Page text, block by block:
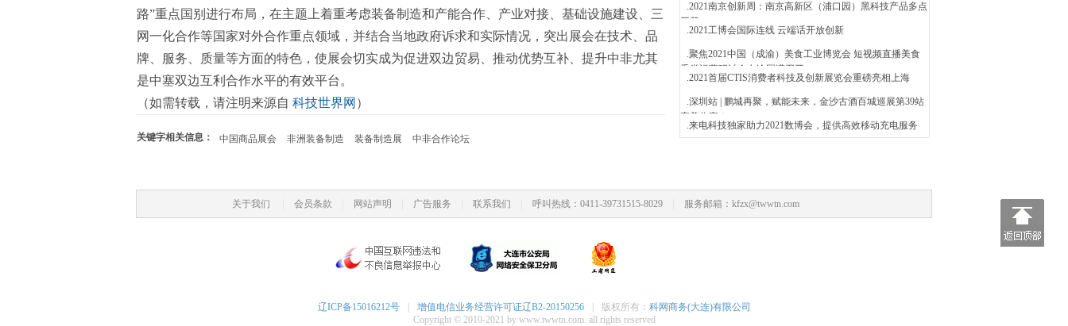
路”重点国别进行布局，在主题上着重考虑装备制造和产能合作、产业对接、基础设施建设、三
网一化合作等国家对外合作重点领域，并结合当地政府诉求和实际情况，突出展会在技术、品
牌、服务、质量等方面的特色，使展会切实成为促进双边贸易、推动优势互补、提升中非尤其
是中塞双边互利合作水平的有效平台。
（如需转载，请注明来源自 科技世界网 ）
关键字相关信息： 中国商品展会 非洲装备制造 装备制造展 中非合作论坛
.2021南京创新周：南京高新区（浦口园）黑科技产品多点
开花
.2021工博会国际连线 云端话开放创新
.聚焦2021中国（成渝）美食工业博览会 短视频直播美食
垂类运营研讨会在渝圆满召开
.2021首届CTIS消费者科技及创新展览会重磅亮相上海
.深圳站 | 鹏城再聚，赋能未来，金沙古酒百城巡展第39站
完美收官！
.来电科技独家助力2021数博会，提供高效移动充电服务
关于我们 会员条款 网站声明 广告服务 联系我们 呼叫热线：0411-39731515-8029 服务邮箱：kfzx@twwtn.com
辽ICP备15016212号 增值电信业务经营许可证辽B2-20150256 版权所有： 科网商务(大连)有限公司
Copyright © 2010-2021 by www.twwtn.com. all rights reserved